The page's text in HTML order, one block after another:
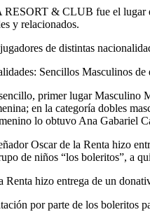
& CLUB fue el lugar
y relacionados.
de distintas
Sencillos Masculinos
primer lugar Masculino
en la categoría dobles
lo obtuvo Ana Gabariel
Oscar de la Renta hizo
de niños “los boleritos”, a
Renta hizo entrega de un
por parte de los boleritos